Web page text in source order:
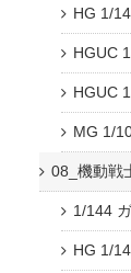
HG 1/
HGUC
HGUC
MG 1/
08_機動戦
1/144
HG 1/